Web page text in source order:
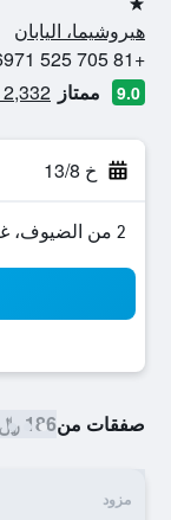
نجمة واحدة
هيروشيما، اليابان
+81 705 525 6971
9.0 ممتاز 2,332 من التقييمات تم التحقق منها
خ 13/8
2 من الضيوف، غرفة واحدة
صفقات من186 ﷼
مزود